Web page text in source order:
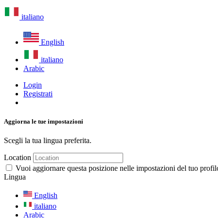
italiano
English
italiano
Arabic
Login
Registrati
Aggiorna le tue impostazioni
Scegli la tua lingua preferita.
Location
Vuoi aggiornare questa posizione nelle impostazioni del tuo
Lingua
English
italiano
Arabic